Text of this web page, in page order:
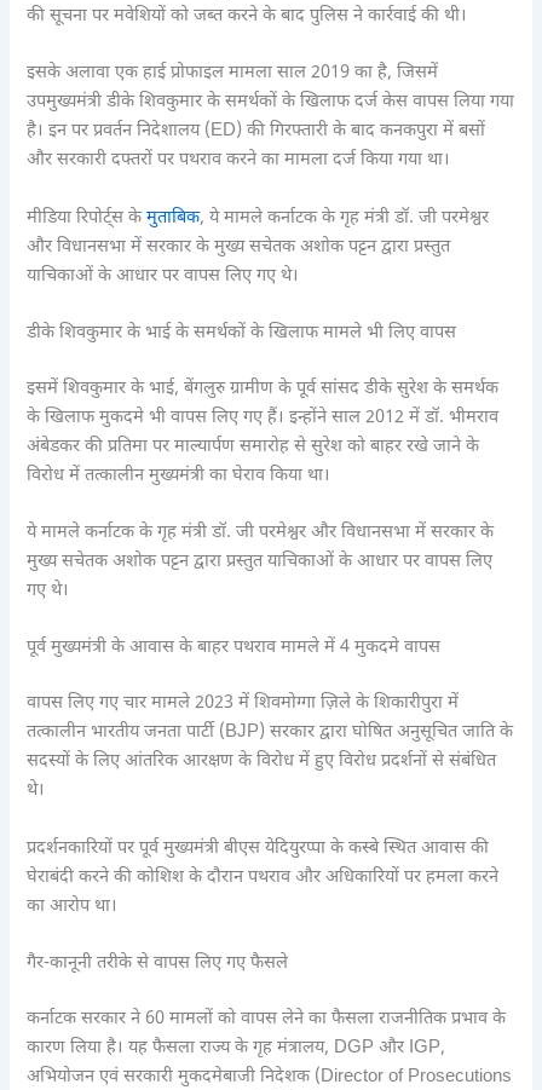
की सूचना पर मवेशियों को जब्त करने के बाद पुलिस ने कार्रवाई की थी।
इसके अलावा एक हाई प्रोफाइल मामला साल 2019 का है, जिसमें
उपमुख्यमंत्री डीके शिवकुमार के समर्थकों के खिलाफ दर्ज केस वापस लिया गया
है। इन पर प्रवर्तन निदेशालय (ED) की गिरफ्तारी के बाद कनकपुरा में बसों
और सरकारी दफ्तरों पर पथराव करने का मामला दर्ज किया गया था।
मीडिया रिपोर्ट्स केमुताबिक, ये मामले कर्नाटक के गृह मंत्री डॉ. जी परमेश्वर
और विधानसभा में सरकार के मुख्य सचेतक अशोक पट्टन द्वारा प्रस्तुत
याचिकाओं के आधार पर वापस लिए गए थे।
डीके शिवकुमार के भाई के समर्थकों के खिलाफ मामले भी लिए वापस
इसमें शिवकुमार के भाई, बेंगलुरु ग्रामीण के पूर्व सांसद डीके सुरेश के समर्थक
के खिलाफ मुकदमे भी वापस लिए गए हैं। इन्होंने साल 2012 में डॉ. भीमराव
अंबेडकर की प्रतिमा पर माल्यार्पण समारोह से सुरेश को बाहर रखे जाने के
विरोध में तत्कालीन मुख्यमंत्री का घेराव किया था।
ये मामले कर्नाटक के गृह मंत्री डॉ. जी परमेश्वर और विधानसभा में सरकार के
मुख्य सचेतक अशोक पट्टन द्वारा प्रस्तुत याचिकाओं के आधार पर वापस लिए
गए थे।
पूर्व मुख्यमंत्री के आवास के बाहर पथराव मामले में 4 मुकदमे वापस
वापस लिए गए चार मामले 2023 में शिवमोग्गा ज़िले के शिकारीपुरा में
तत्कालीन भारतीय जनता पार्टी (BJP) सरकार द्वारा घोषित अनुसूचित जाति के
सदस्यों के लिए आंतरिक आरक्षण के विरोध में हुए विरोध प्रदर्शनों से संबंधित
थे।
प्रदर्शनकारियों पर पूर्व मुख्यमंत्री बीएस येदियुरप्पा के कस्बे स्थित आवास की
घेराबंदी करने की कोशिश के दौरान पथराव और अधिकारियों पर हमला करने
का आरोप था।
गैर-कानूनी तरीके से वापस लिए गए फैसले
कर्नाटक सरकार ने 60 मामलों को वापस लेने का फैसला राजनीतिक प्रभाव के
कारण लिया है। यह फैसला राज्य के गृह मंत्रालय, DGP और IGP,
अभियोजन एवं सरकारी मुकदमेबाजी निदेशक (Director of Prosecutions